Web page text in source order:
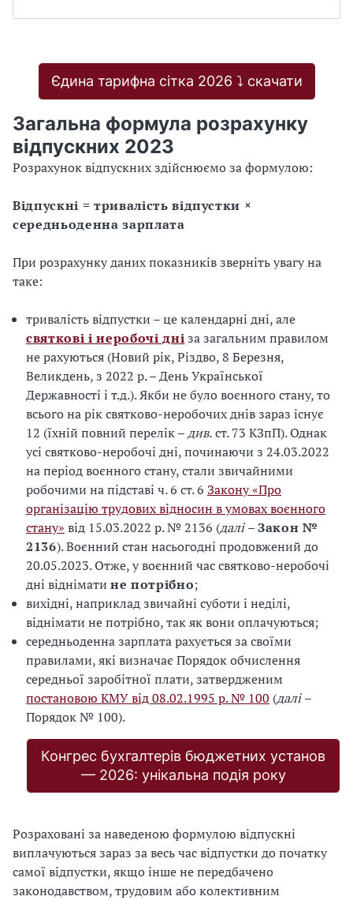
Єдина тарифна сітка 2026 ⤵️ скачати
Загальна формула розрахунку
відпускних 2023
Розрахунок відпускних здійснюємо за формулою:
Відпускні = тривалість відпустки ×
середньоденна зарплата
При розрахунку даних показників зверніть увагу на
таке:
тривалість відпустки – це календарні дні, але
святкові і неробочі дніза загальним правилом
не рахуються (Новий рік, Різдво, 8 Березня,
Великдень, з 2022 р. – День Української
Державності і т.д.). Якби не було воєнного стану, то
всього на рік святково-неробочих днів зараз існує
12 (їхній повний перелік –див.ст. 73 КЗпП). Однак
усі святково-неробочі дні, починаючи з 24.03.2022
на період воєнного стану, стали звичайними
робочими на підставі ч. 6 ст. 6 Закону «Про
організацію трудових відносин в умовах воєнного
стану» від 15.03.2022 р. № 2136 (далі–Закон №
2136). Воєнний стан насьогодні продовжений до
20.05.2023. Отже, у воєнний час святково-неробочі
дні віднімати не потрібно;
вихідні, наприклад звичайні суботи і неділі,
віднімати не потрібно, так як вони оплачуються;
середньоденна зарплата рахується за своїми
правилами, які визначає Порядок обчислення
середньої заробітної плати, затвердженим
постановою КМУ від 08.02.1995 р. № 100 (далі–
Порядок № 100).
Конгрес бухгалтерів бюджетних установ
— 2026: унікальна подія року
Розраховані за наведеною формулою відпускні
виплачуються зараз за весь час відпустки до початку
самої відпустки, якщо інше не передбачено
законодавством, трудовим або колективним